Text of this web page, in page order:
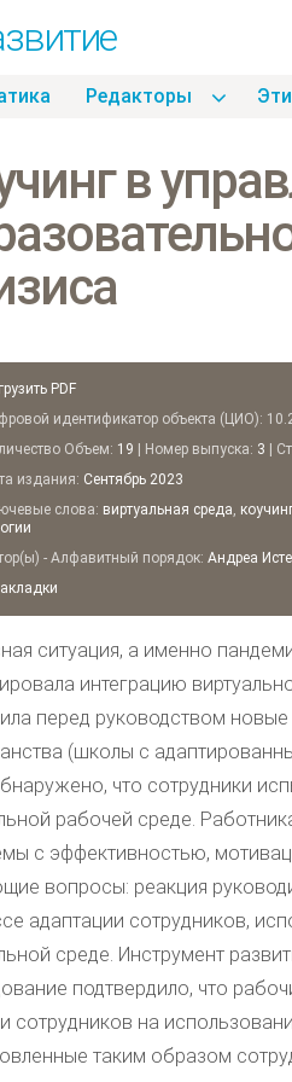
Pедакторы
в
PDF
идентификатор объекта (ЦИО):
Объем: 19 | Номер выпуска: 3 |
издания: Сентябрь 2023
слова: виртуальная среда,
- Алфавитный порядок: Андреа
ситуация, а именно
интеграцию
перед руководством
(школы с
что сотрудники
рабочей среде.
с эффективностью,
вопросы: реакция
адаптации сотрудников,
среде. Инструмент
подтвердило, что
сотрудников на
таким образом